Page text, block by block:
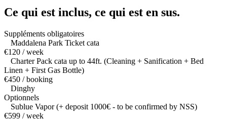
Ce qui est inclus, ce qui est en sus.
Suppléments obligatoires
Maddalena Park Ticket cata
€120 / week
Charter Pack cata up to 44ft. (Cleaning + Sanification + Bed
Linen + First Gas Bottle)
€450 / booking
Dinghy
Optionnels
Sublue Vapor (+ deposit 1000€ - to be confirmed by NSS)
€599 / week